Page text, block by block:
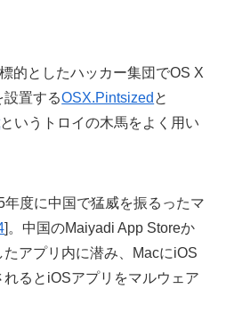
的としたハッカー集団でOS X
設置するOSX.Pintsized と
というトロイの木馬をよく用い
年度に中国で猛威を振るったマ
]。中国のMaiyadi App Storeか
たアプリ内に潜み、MacにiOS
るとiOSアプリをマルウェア